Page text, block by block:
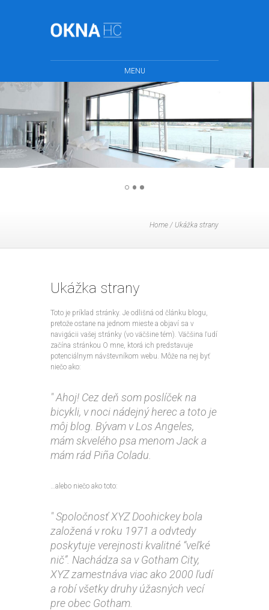
MENU
Home / Ukážka strany
Ukážka strany
Toto je príklad stránky. Je odlišná od článku blogu,
pretože ostane na jednom mieste a objaví sa v
navigácii vašej stránky (vo väčšine tém). Väčšina ľudí
začína stránkou O mne, ktorá ich predstavuje
potenciálnym návštevníkom webu. Môže na nej byť
niečo ako:
Ahoj! Cez deň som poslíček na
bicykli, v noci nádejný herec a toto je
môj blog. Bývam v Los Angeles,
mám skvelého psa menom Jack a
mám rád Piña Coladu.
…alebo niečo ako toto:
Spoločnosť XYZ Doohickey bola
založená v roku 1971 a odvtedy
poskytuje verejnosti kvalitné “veľké
nič”. Nachádza sa v Gotham City,
XYZ zamestnáva viac ako 2000 ľudí
a robí všetky druhy úžasných vecí
pre obec Gotham.